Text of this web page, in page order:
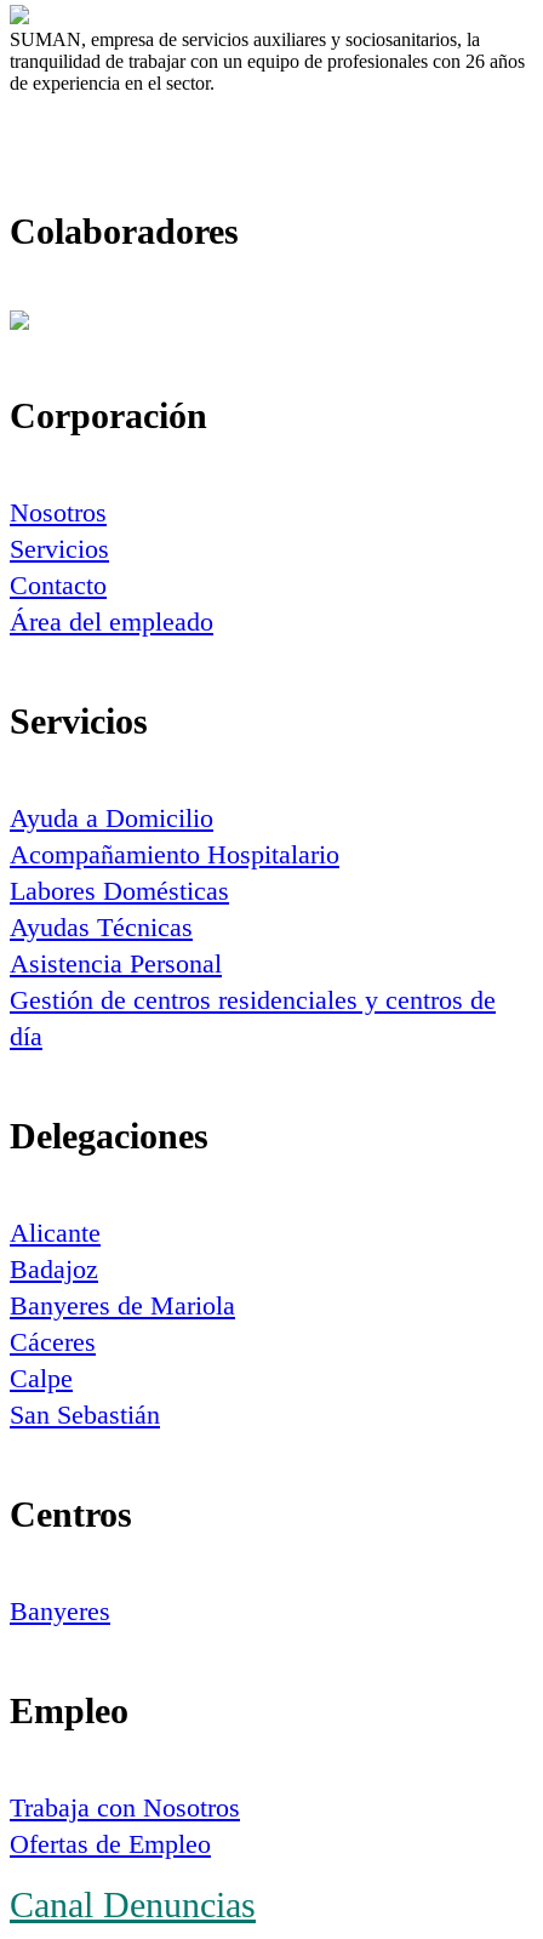
SUMAN, empresa de servicios auxiliares y sociosanitarios, la
tranquilidad de trabajar con un equipo de profesionales con 26 años
de experiencia en el sector.
Colaboradores
Corporación
Nosotros
Servicios
Contacto
Área del empleado
Servicios
Ayuda a Domicilio
Acompañamiento Hospitalario
Labores Domésticas
Ayudas Técnicas
Asistencia Personal
Gestión de centros residenciales y centros de
día
Delegaciones
Alicante
Badajoz
Banyeres de Mariola
Cáceres
Calpe
San Sebastián
Centros
Banyeres
Empleo
Trabaja con Nosotros
Ofertas de Empleo
Canal Denuncias